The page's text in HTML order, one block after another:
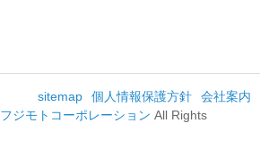
会社案内
個人情報保護方針
sitemap
フジモトコーポレーション All Rights